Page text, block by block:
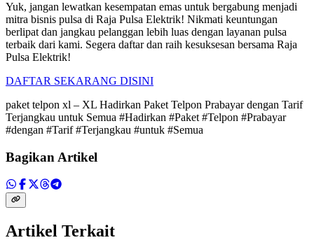
Yuk, jangan lewatkan kesempatan emas untuk bergabung menjadi
mitra bisnis pulsa di Raja Pulsa Elektrik! Nikmati keuntungan
berlipat dan jangkau pelanggan lebih luas dengan layanan pulsa
terbaik dari kami. Segera daftar dan raih kesuksesan bersama Raja
Pulsa Elektrik!
DAFTAR SEKARANG DISINI
paket telpon xl – XL Hadirkan Paket Telpon Prabayar dengan Tarif
Terjangkau untuk Semua #Hadirkan #Paket #Telpon #Prabayar
#dengan #Tarif #Terjangkau #untuk #Semua
Bagikan Artikel
Artikel Terkait